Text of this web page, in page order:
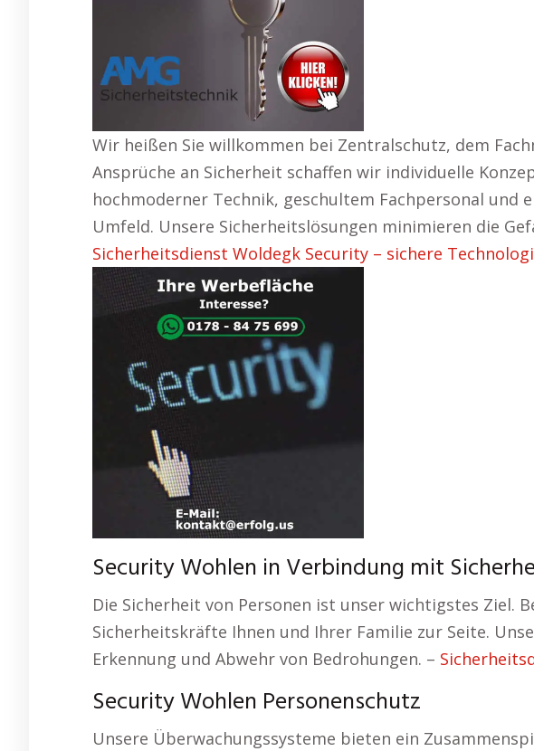
Wir heißen Sie willkommen bei Zentralschutz, dem
Ansprüche an Sicherheit schaffen wir individuelle
hochmoderner Technik, geschultem Fachpersonal und
Umfeld. Unsere Sicherheitslösungen minimieren die
Sicherheitsdienst Woldegk Security – sichere
Security Wohlen in Verbindung mit
Die Sicherheit von Personen ist unser wichtigstes Ziel.
Sicherheitskräfte Ihnen und Ihrer Familie zur Seite.
Erkennung und Abwehr von Bedrohungen. –
Security Wohlen Personenschutz
Unsere Überwachungssysteme bieten ein